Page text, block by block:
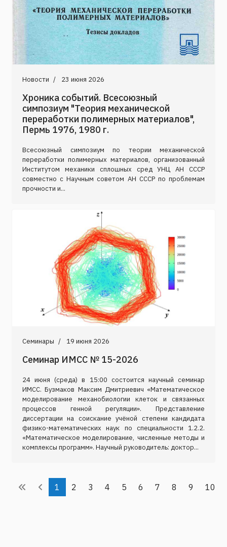
Новости 23 июня 2026
Хроника событий. Всесоюзный
симпозиум "Теория механической
переработки полимерных материалов",
Пермь 1976, 1980 г.
Всесоюзный симпозиум по теории механической
переработки полимерных материалов, организованный
Институтом механики сплошных сред УНЦ АН СССР
совместно с Научным советом АН СССР по проблемам
прочности и...
Семинары 19 июня 2026
Семинар ИМСС № 15-2026
24 июня (среда) в 15:00 состоится научный семинар
ИМСС. Бузмаков Максим Дмитриевич «Математическое
моделирование механобиологии клеток и связанных
процессов генной регуляции». Представление
диссертации на соискание учёной степени кандидата
физико-математических наук по специальности 1.2.2.
«Математическое моделирование, численные методы и
комплексы программ». Научный руководитель: доктор...
1 2 3 4 5 6 7 8 9 10